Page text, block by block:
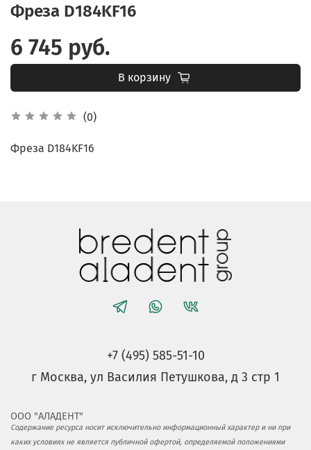
Фреза D184KF16
(0)
6 745 руб.
В корзину
Фреза D184KF16
+7 (495) 585-51-10
г Москва, ул Василия Петушкова, д 3 стр 1
ООО "АЛАДЕНТ"
Содержание ресурса носит исключительно информационный характер и ни при
каких условиях не является публичной офертой, определяемой положениями